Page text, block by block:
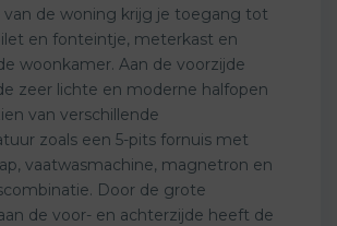
van de woning krijg je toegang tot
en fonteintje, meterkast en
woonkamer. Aan de voorzijde
zeer lichte en moderne halfopen
van verschillende
zoals een 5-pits fornuis met
vaatwasmachine, magnetron en
Door de grote
de voor- en achterzijde heeft de